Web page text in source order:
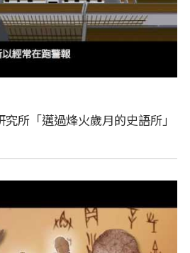
所「邁過烽火歲月的史語所」